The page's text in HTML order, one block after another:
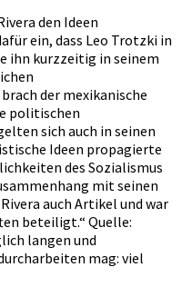
den Ideen
ein, dass Leo Trotzki in
ihn kurzzeitig in seinem
der mexikanische
politischen
sich auch in seinen
Ideen propagierte
des Sozialismus
mit seinen
auch Artikel und war
beteiligt.“ Quelle:
langen und
mag: viel